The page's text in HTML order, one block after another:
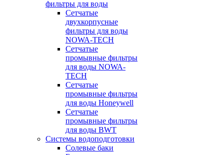
фильтры для воды
Сетчатые
двухкорпусные
фильтры для воды
NOWA-TECH
Сетчатые
промывные фильтры
для воды NOWA-
TECH
Сетчатые
промывные фильтры
для воды Honeywell
Сетчатые
промывные фильтры
для воды BWT
Системы водоподготовки
Солевые баки